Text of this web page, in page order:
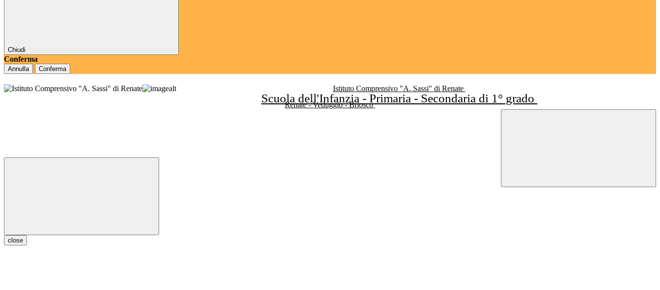
Chiudi
Conferma
Annulla Conferma
Istituto Comprensivo "A. Sassi" di Renate
Scuola dell'Infanzia - Primaria - Secondaria di 1° grado
Renate - Veduggio - Briosco
close